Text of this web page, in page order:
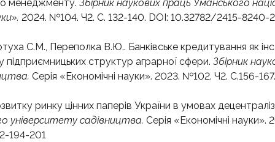
менеджменту. Збірник наукових праць Уманського
2024. №104. Ч2. С. 132-140. DOI: 10.32782/2415-
С.М., Переполка В.Ю.. Банківське кредитування як
підприємницьких структур аграрної сфери. Збірник
Серія «Економічні науки». 2023. №102. Ч2. С.156-
ринку цінних паперів України в умовах
університету садівництва. Серія «Економічні
194-201